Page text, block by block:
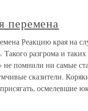
перемена
Реакцию края на
Такого разгрома и
не помнили ни самые
сказители.
осмелевшие